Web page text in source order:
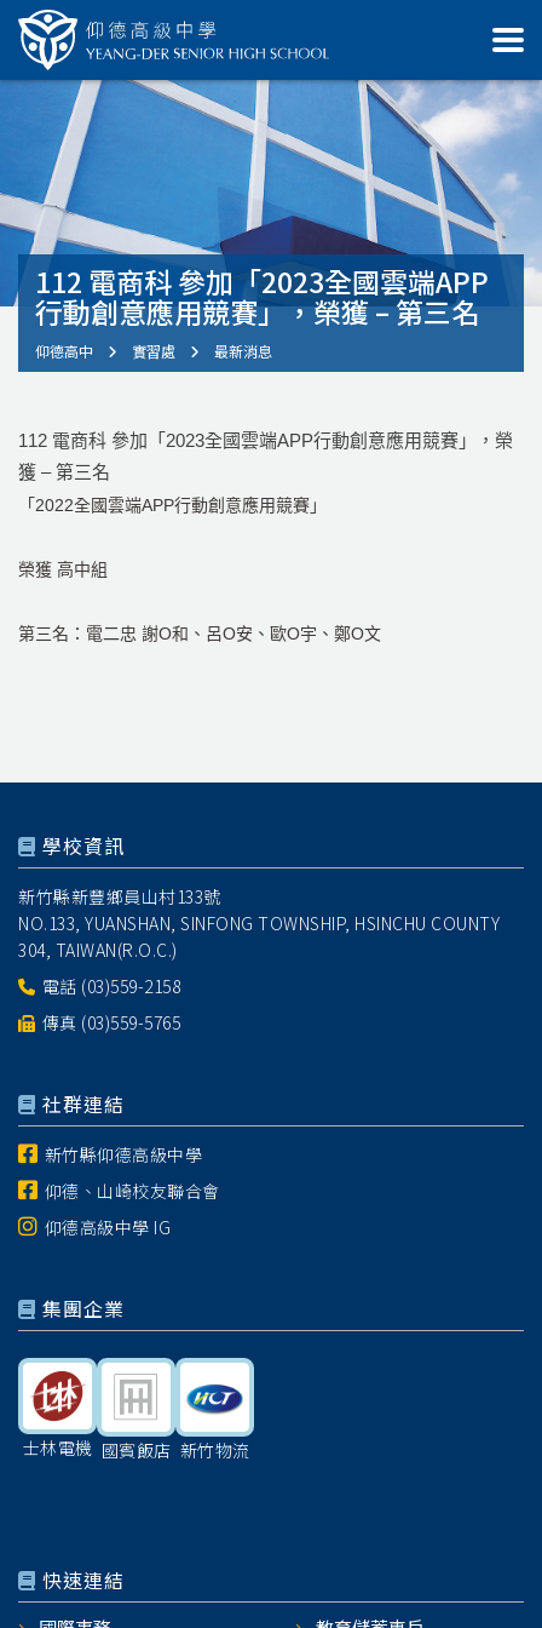
112 電商科 參加「2023全國雲端APP
行動創意應用競賽」，榮獲 – 第三名
仰德高中 實習處 最新消息
112 電商科 參加「2023全國雲端APP行動創意應用競賽」，榮
獲 – 第三名
「2022全國雲端APP行動創意應用競賽」
榮獲 高中組
第三名： 電二忠 謝O和、呂O安、歐O宇、鄭O文
學校資訊
新竹縣新豐鄉員山村133號
NO.133, YUANSHAN, SINFONG TOWNSHIP, HSINCHU COUNTY
304, TAIWAN(R.O.C.)
電話 (03)559-2158
傳真 (03)559-5765
社群連結
新竹縣仰德高級中學
仰德、山崎校友聯合會
仰德高級中學 IG
集團企業
士林電機 國賓飯店 新竹物流
快速連結